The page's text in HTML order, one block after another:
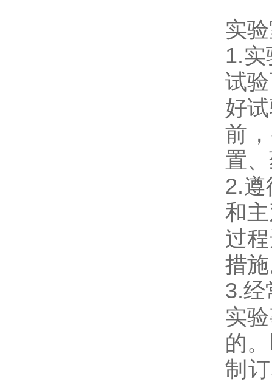
实
1.
试
好
前
置
2.遵
和
过
措
3.经
实
的
制